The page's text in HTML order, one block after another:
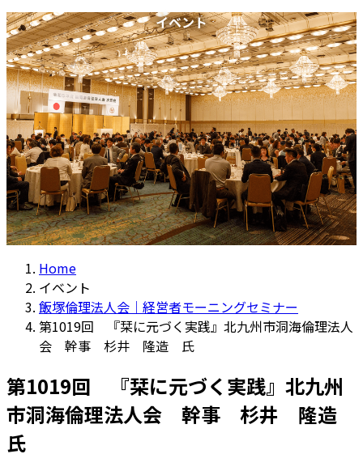
イベント
Home
イベント
飯塚倫理法人会｜経営者モーニングセミナー
第1019回 『栞に元づく実践』北九州市洞海倫理法人
会 幹事 杉井 隆造 氏
第1019回 『栞に元づく実践』北九州
市洞海倫理法人会 幹事 杉井 隆造
氏